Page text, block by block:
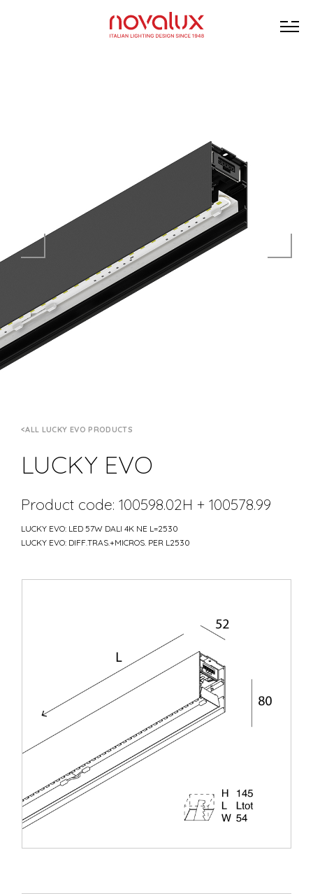
ALL LUCKY EVO PRODUCTS
LUCKY EVO
Product code: 100598.02H + 100578.99
LUCKY EVO: LED 57W DALI 4K NE L=2530
LUCKY EVO: DIFF.TRAS.+MICROS. PER L2530